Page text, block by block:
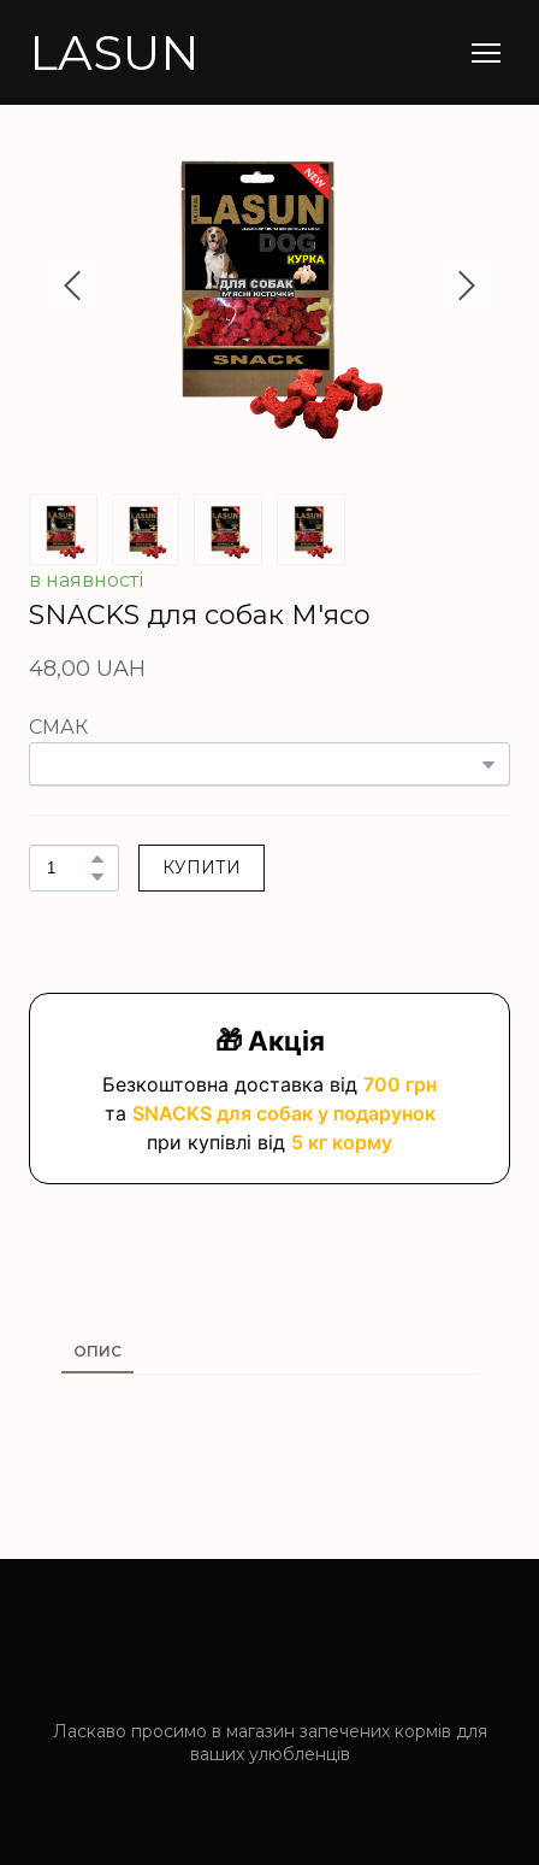
LASUN
в наявності
SNACKS для собак М'ясо
48,00 UAH
СМАК
КУПИТИ
🎁 Акція
Безкоштовна доставка від 700 грн
та SNACKS для собак у подарунок
при купівлі від 5 кг корму
ОПИС
Ласкаво просимо в магазин запечених кормів для
ваших улюбленців